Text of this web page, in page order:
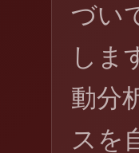
づい
しま
動分
スを